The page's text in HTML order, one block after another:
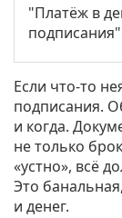
"Платёж в
подписания"
Если что-то
подписания.
и когда.
не только
«устно», всё
Это
и денег.